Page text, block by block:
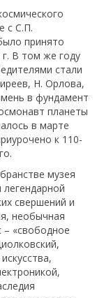
с С.П.
принято
В том же году
стали
Н. Орлова,
в фундамент
планеты
в марте
к 110-
музея
свершений и
необычная
«свободное